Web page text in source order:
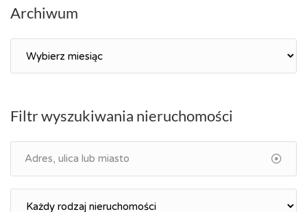
Archiwum
Filtr wyszukiwania nieruchomości